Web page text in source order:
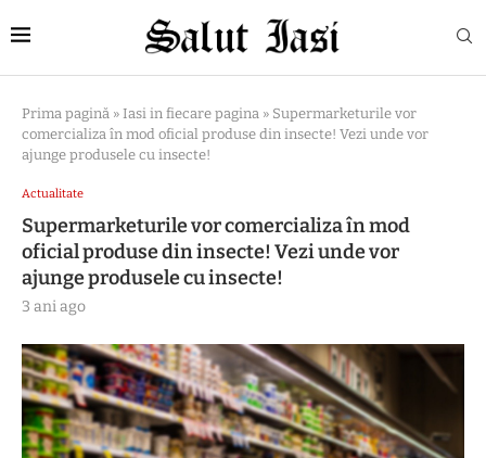
Prima pagină » Iasi in fiecare pagina » Supermarketurile vor
comercializa în mod oficial produse din insecte! Vezi unde vor
ajunge produsele cu insecte!
Actualitate
Supermarketurile vor comercializa în mod
oficial produse din insecte! Vezi unde vor
ajunge produsele cu insecte!
3 ani ago